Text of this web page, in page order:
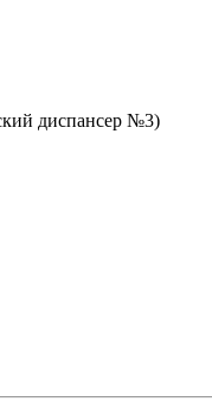
диспансер №3)